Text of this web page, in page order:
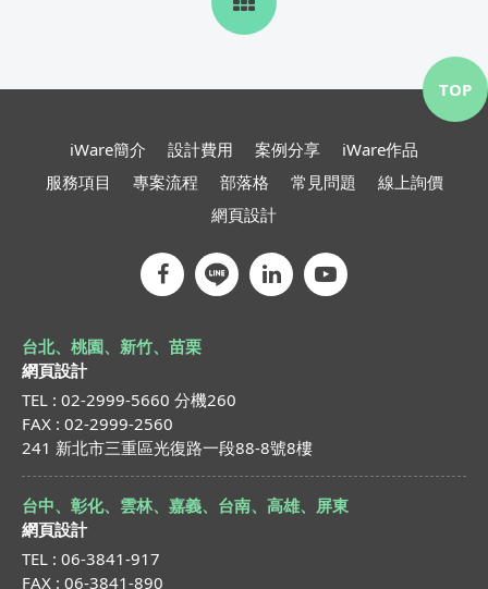
iWare簡介 設計費用 案例分享
iWare作品
服務項目
專案流程 部落格 常見問題
線上詢價
網頁設計
台北、桃園、新竹、苗栗
網頁設計
TEL : 02-2999-5660 分機260
FAX : 02-2999-2560
241 新北市三重區光復路一段88-8號8樓
台中、彰化、雲林、嘉義、台南、高雄、屏東
網頁設計
TEL : 06-3841-917
FAX : 06-3841-890
TOP